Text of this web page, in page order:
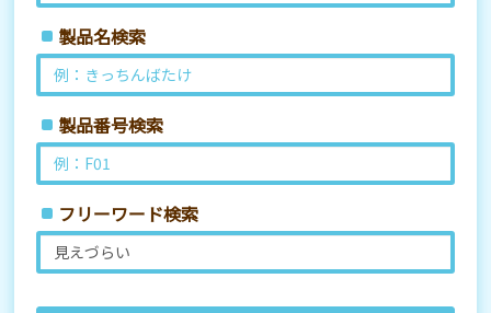
製品名検索
製品番号検索
フリーワード検索